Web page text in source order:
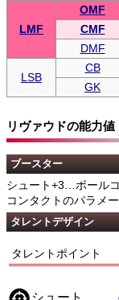
LMF
OMF
CMF
DMF
LSB
CB
GK
リヴァウドの能力値
ブースター
シュート+3…ボール
コンタクトのパラメ
タレントデザイン
タレントポイント